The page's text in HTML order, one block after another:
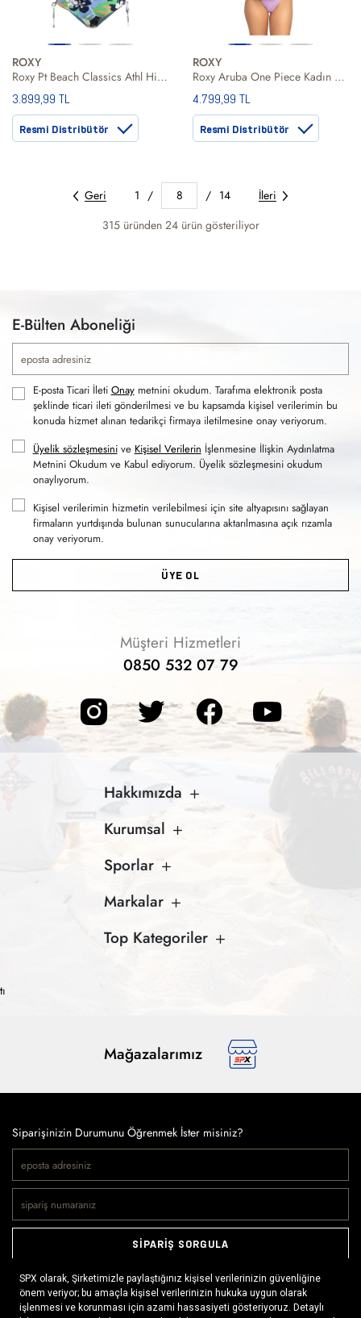
ROXY
Roxy Pt Beach Classics Athl Hip Set Kadın Bikini
3.899,99 TL
Resmi Distribütör
ROXY
Roxy Aruba One Piece Kadın Mayo
4.799,99 TL
Resmi Distribütör
Geri 1 / 8 / 14
İleri
315 üründen 24 ürün gösteriliyor
E-Bülten Aboneliği
E-posta Ticari İleti Onaymetnini okudum. Tarafıma elektronik posta
şeklinde ticari ileti gönderilmesi ve bu kapsamda kişisel verilerimin bu
konuda hizmet alınan tedarikçi firmaya iletilmesine onay veriyorum.
Üyelik sözleşmesinive Kişisel Verilerin İşlenmesine İlişkin Aydınlatma
Metnini Okudum ve Kabul ediyorum. Üyelik sözleşmesini okudum
onaylıyorum.
Kişisel verilerimin hizmetin verilebilmesi için site altyapısını sağlayan
firmaların yurtdışında bulunan sunucularına aktarılmasına açık rızamla
onay veriyorum.
ÜYE OL
Müşteri Hizmetleri
0850 532 07 79
Hakkımızda
Kurumsal
Sporlar
Markalar
Top Kategoriler
Mağazalarımız
Siparişinizin Durumunu Öğrenmek İster misiniz?
SİPARİŞ SORGULA
Doğaya ve spora tutkuyla bağlı olanların markası SPX, çeşitli